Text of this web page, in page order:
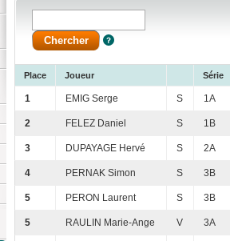
Place Joueur Série
1 EMIG Serge S 1A
2 FELEZ Daniel S 1B
3 DUPAYAGE Hervé S 2A
4 PERNAK Simon S 3B
5 PERON Laurent S 3B
5 RAULIN Marie-Ange V 3A